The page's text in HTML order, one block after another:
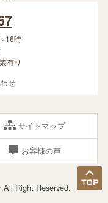
16時
有り
せ
サイトマップ
お客様の声
Right Reserved.